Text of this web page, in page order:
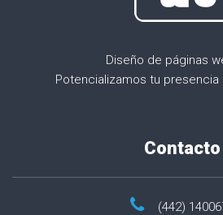
Diseño de páginas
Potencializamos tu presencia
Contacto
(442)